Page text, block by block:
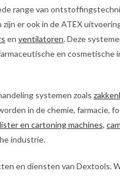
range van
zijn er ook in de ATEX
en ventilatoren. Deze
en
systemen zoals
in de chemie, farmacie,
en cartoning machines,
industrie.
en diensten van Dextools.